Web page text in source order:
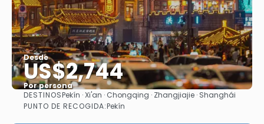
Desde
US$2,744
Por persona
Ver
DESTINOSPekín · Xi'an · Chongqing · Zhangjiajie · Shanghái
PUNTO DE RECOGIDA:Pekín